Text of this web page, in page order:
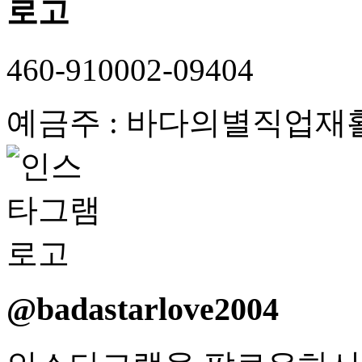
460-910002-09404
예금주 : 바다의별직업재
@badastarlove2004